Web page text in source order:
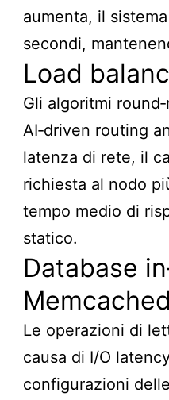
aumenta, il
secondi,
Load
Gli algoritmi
AI‑driven routing
latenza di rete, il
richiesta al nodo
tempo medio di
statico.
Database
Le operazioni di
causa di I/O
configurazioni